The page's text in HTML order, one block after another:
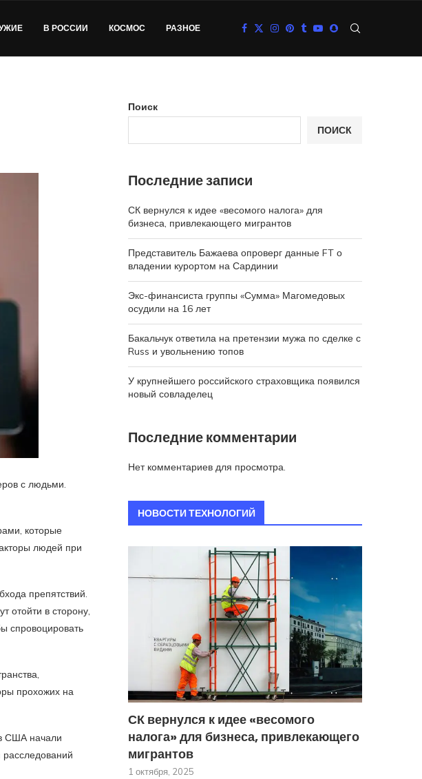
В РОССИИ КОСМОС РАЗНОЕ
с людьми.
которые
людей при
препятствий.
отойти в сторону,
спровоцировать
прохожих на
США начали
расследований
Поиск
ПОИСК
Последние записи
СК вернулся к идее «весомого налога» для
бизнеса, привлекающего мигрантов
Представитель Бажаева опроверг данные FT о
владении курортом на Сардинии
Экс-финансиста группы «Сумма» Магомедовых
осудили на 16 лет
Бакальчук ответила на претензии мужа по сделке с
Russ и увольнению топов
У крупнейшего российского страховщика появился
новый совладелец
Последние комментарии
Нет комментариев для просмотра.
НОВОСТИ ТЕХНОЛОГИЙ
СК вернулся к идее «весомого
налога» для бизнеса, привлекающего
мигрантов
1 октября, 2025